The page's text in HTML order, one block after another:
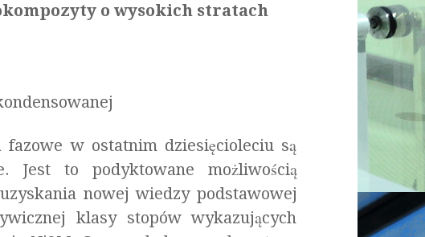
o wysokich stratach
w ostatnim dziesięcioleciu są
Jest to podyktowane możliwością
nowej wiedzy podstawowej
klasy stopów wykazujących